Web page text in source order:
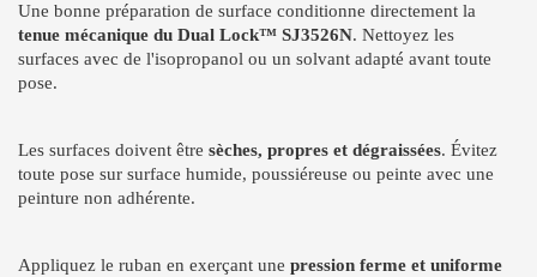
Une bonne préparation de surface conditionne directement la
tenue mécanique du Dual Lock™ SJ3526N. Nettoyez les
surfaces avec de l'isopropanol ou un solvant adapté avant toute
pose.
Les surfaces doivent être sèches, propres et dégraissées. Évitez
toute pose sur surface humide, poussiéreuse ou peinte avec une
peinture non adhérente.
Appliquez le ruban en exerçant une pression ferme et uniforme